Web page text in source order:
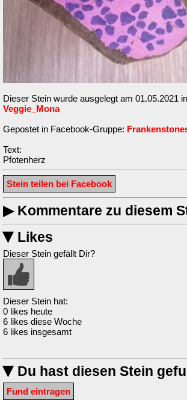
Dieser Stein wurde ausgelegt am 01.05.2021 in
Veggie_Mona
Gepostet in Facebook-Gruppe:
Text:
Pfotenherz
Stein teilen bei Facebook
▶Kommentare zu diesem
▶ Likes
Dieser Stein gefällt Dir?
Dieser Stein hat:
0 likes heute
6 likes diese Woche
6 likes insgesamt
▶ Du hast diesen Stein
Fund eintragen